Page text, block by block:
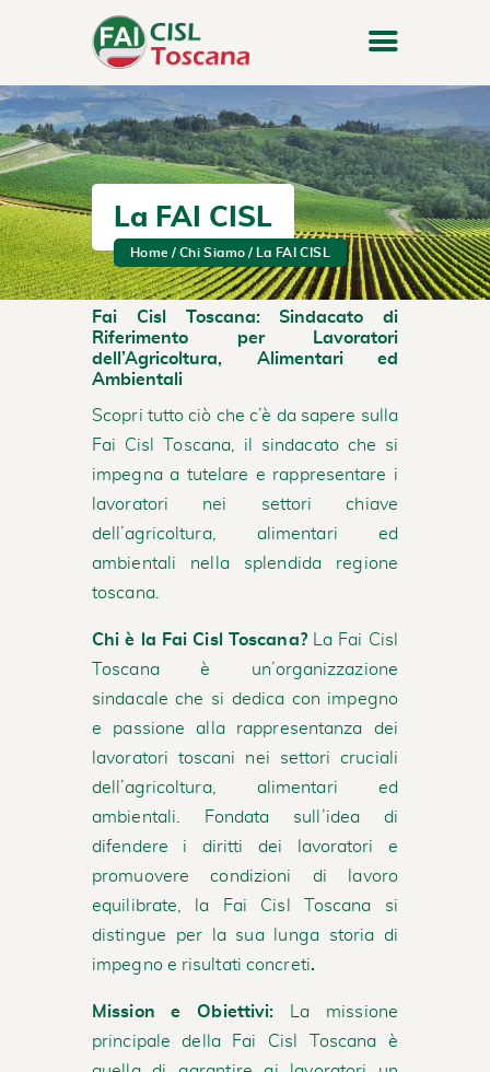
La FAI CISL
Home Chi Siamo La FAI CISL
Fai Cisl Toscana: Sindacato di
Riferimento per Lavoratori
dell’Agricoltura, Alimentari ed
Ambientali
Scopri tutto ciò che c’è da sapere sulla
Fai Cisl Toscana, il sindacato che si
impegna a tutelare e rappresentare i
lavoratori nei settori chiave
dell’agricoltura, alimentari ed
ambientali nella splendida regione
toscana.
Chi è la Fai Cisl Toscana?
La Fai Cisl
Toscana è un’organizzazione
sindacale che si dedica con impegno
e passione alla rappresentanza dei
lavoratori toscani nei settori cruciali
dell’agricoltura, alimentari ed
ambientali. Fondata sull’idea di
difendere i diritti dei lavoratori e
promuovere condizioni di lavoro
equilibrate, la Fai Cisl Toscana si
distingue per la sua lunga storia di
impegno e risultati concreti.
Mission e Obiettivi:
La missione
principale della Fai Cisl Toscana è